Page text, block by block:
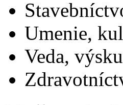
Umenie,
Veda,